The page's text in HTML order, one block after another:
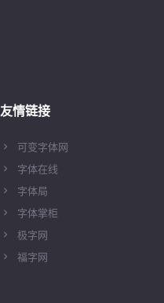
友情链接
可变字体网
字体在线
字体局
字体掌柜
极字网
福字网